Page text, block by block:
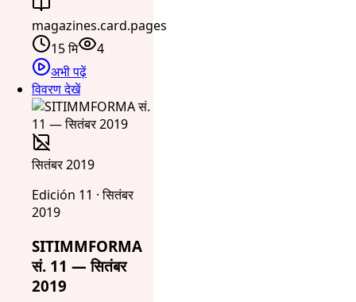
magazines.card.pages
15 मि
4
अभी पढ़ें
विवरण देखें
सितंबर 2019
Edición 11 · सितंबर
2019
SITIMMFORMA
सं. 11 — सितंबर
2019